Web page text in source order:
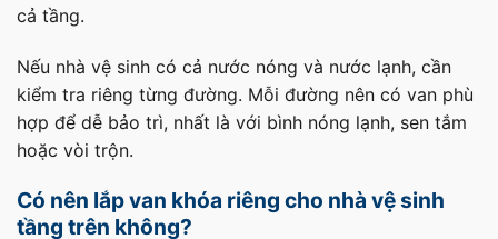
cả tầng.
Nếu nhà vệ sinh có cả nước nóng và nước lạnh, cần
kiểm tra riêng từng đường. Mỗi đường nên có van phù
hợp để dễ bảo trì, nhất là với bình nóng lạnh, sen tắm
hoặc vòi trộn.
Có nên lắp van khóa riêng cho nhà vệ sinh
tầng trên không?